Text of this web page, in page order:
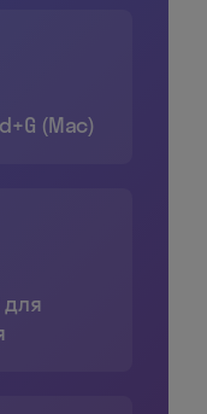
(Mac)